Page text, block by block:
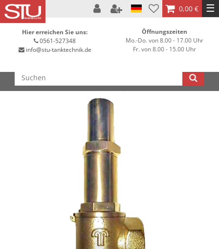
0,00 € ☰
Hier erreichen Sie uns:
0561-527348
info@stu-tanktechnik.de
Öffnungszeiten
Mo.-Do. von 8.00 - 17.00 Uhr
Fr. von 8.00 - 15.00 Uhr